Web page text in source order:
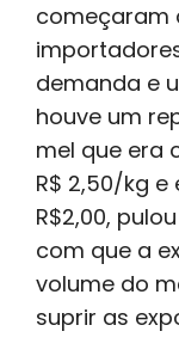
começaram
demanda e
houve um
mel que era
R$ 2,50/kg
R$2,00,
com que a
volume do
suprir as